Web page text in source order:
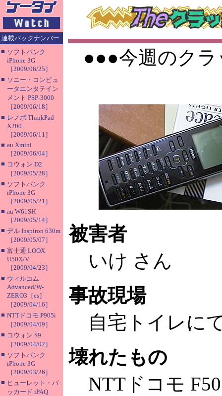
連載バックナンバー
■ ソフトバンク
iPhone 3G
［2009/06/25］
■ ソニー・コンピュ
ータエンタテイン
メント PSP-3000
［2009/06/18］
■ レノボ ThinkPad
X200
［2009/06/11］
■ au Xmini
［2009/06/04］
■ コウォン D2
［2009/05/28］
■ ソフトバンク
iPhone 3G
［2009/05/21］
■ au W61SH
［2009/05/14］
■ デル Inspiron 630m
［2009/05/07］
■ 富士通 LOOX
U50X/V
［2009/04/23］
■ ウィルコム
Advanced/W-
ZERO3［es］
［2009/04/16］
■ NTTドコモ P905i
［2009/04/09］
■ コウォン S9
［2009/04/02］
■ ソフトバンク
iPhone 3G
［2009/03/26］
■ ヒューレット・パ
ッカード iPAQ
●●●今週のク
被害者
いけ さん
事故現場
自宅トイレに
壊れたもの
NTTドコモ